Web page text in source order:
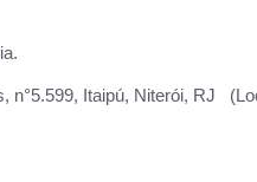
n°5.599, Itaipú, Niterói, RJ